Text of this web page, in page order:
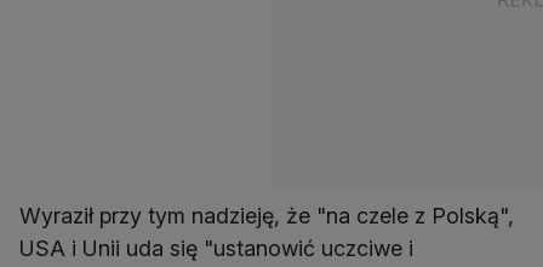
Wyraził przy tym nadzieję, że "na czele z Polską",
USA i Unii uda się "ustanowić uczciwe i